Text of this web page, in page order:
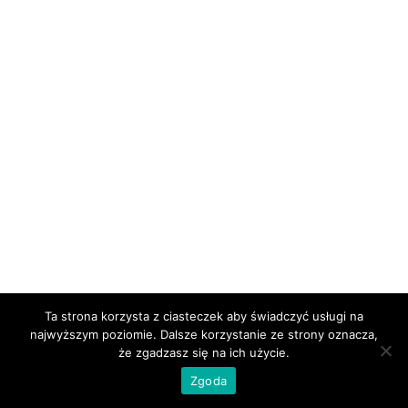
Ta strona korzysta z ciasteczek aby świadczyć usługi na
najwyższym poziomie. Dalsze korzystanie ze strony oznacza,
że zgadzasz się na ich użycie.
Zgoda